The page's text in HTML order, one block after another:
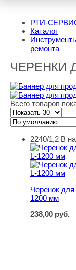
РТИ-
Каталог
ремонта
ЧЕРЕНКИ
Всего товаров
Черенок
2240/1,2 В
Черенок
1200 мм
238,00 руб.